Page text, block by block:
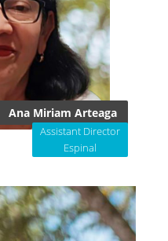
Ana Miriam Arteaga
Assistant Director
Espinal